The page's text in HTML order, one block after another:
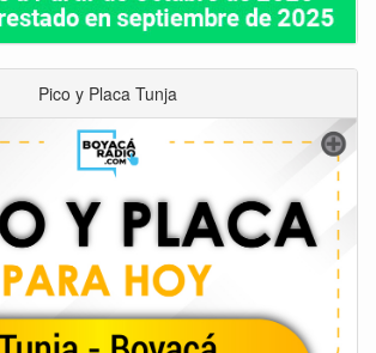
Pico y Placa Tunja